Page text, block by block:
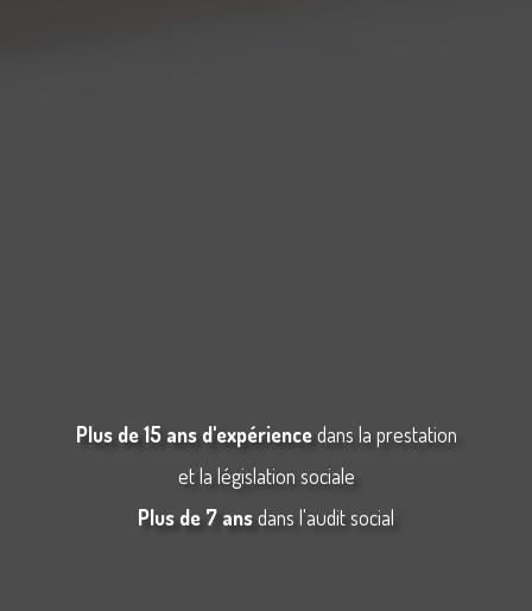
Plus de 15 ans d'expériencedans la prestation
et la législation sociale
Plus de 7 ansdans l'audit social